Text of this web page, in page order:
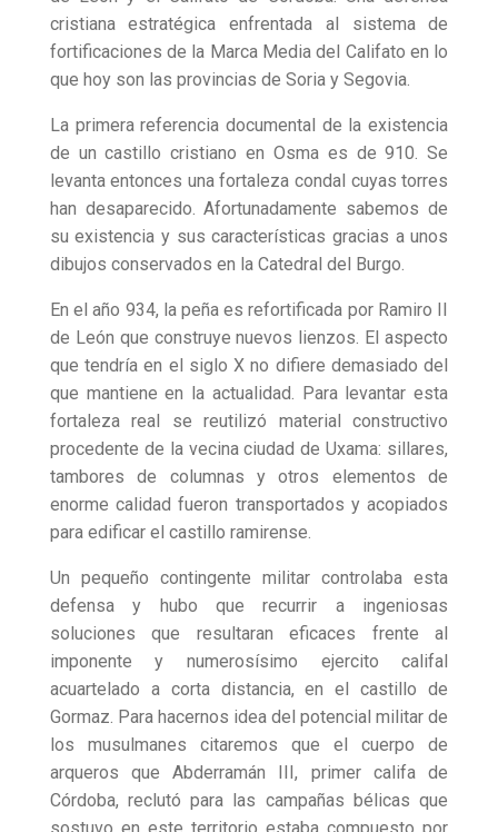
cristiana estratégica enfrentada al sistema de
fortificaciones de la Marca Media del Califato en lo
que hoy son las provincias de Soria y Segovia.
La primera referencia documental de la existencia
de un castillo cristiano en Osma es de 910. Se
levanta entonces una fortaleza condal cuyas torres
han desaparecido. Afortunadamente sabemos de
su existencia y sus características gracias a unos
dibujos conservados en la Catedral del Burgo.
En el año 934, la peña es refortificada por Ramiro II
de León que construye nuevos lienzos. El aspecto
que tendría en el siglo X no difiere demasiado del
que mantiene en la actualidad. Para levantar esta
fortaleza real se reutilizó material constructivo
procedente de la vecina ciudad de Uxama: sillares,
tambores de columnas y otros elementos de
enorme calidad fueron transportados y acopiados
para edificar el castillo ramirense.
Un pequeño contingente militar controlaba esta
defensa y hubo que recurrir a ingeniosas
soluciones que resultaran eficaces frente al
imponente y numerosísimo ejercito califal
acuartelado a corta distancia, en el castillo de
Gormaz. Para hacernos idea del potencial militar de
los musulmanes citaremos que el cuerpo de
arqueros que Abderramán III, primer califa de
Córdoba, reclutó para las campañas bélicas que